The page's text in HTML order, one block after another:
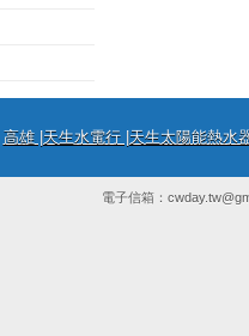
高雄 |天生水電行 |天生太陽能熱水
電子信箱：